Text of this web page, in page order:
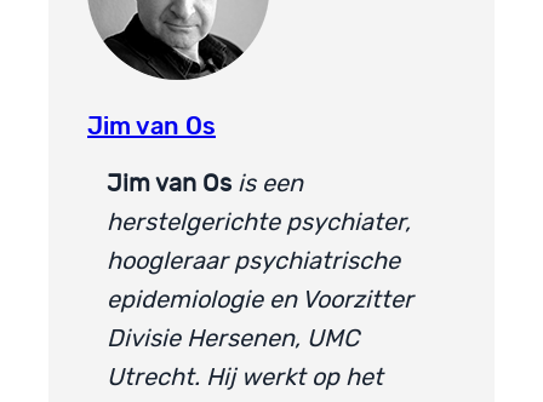
Jim van Os
Jim van Os is een
herstelgerichte psychiater,
hoogleraar psychiatrische
epidemiologie en Voorzitter
Divisie Hersenen, UMC
Utrecht. Hij werkt op het